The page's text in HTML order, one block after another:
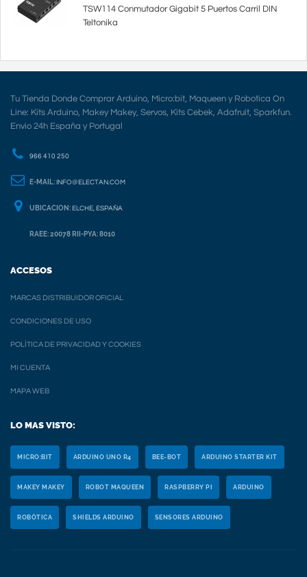
TSW114 Conmutador Gigabit 5 Puertos Carril DIN
Teltonika
Tu Tienda Donde Comprar Arduino, Micro:bit, Maqueen y Robotica On
Line: Kits Arduino, Makey Makey, Servos, Kits Cebek, Adafruit, Sparkfun.
Envio 24h España y Portugal
966 410 250
E-MAIL: INFO@ELECTAN.COM
UBICACION: ELCHE, ESPAÑA
RAEE: 20078 RII-PYA: 8010
ACCESOS
MARCAS DISTRIBUIDOR OFICIAL
CONDICIONES DE USO
POLÍTICA DE PRIVACIDAD Y COOKIES
MI CUENTA
MAPA WEB
LO MAS VISTO:
MICRO:BIT ARDUINO UNO R4 BEE-BOT ARDUINO STARTER KIT
MAKEY MAKEY ROBOT MAQUEEN RASPBERRY PI ARDUINO
ROBÓTICA SHIELDS ARDUINO SENSORES ARDUINO